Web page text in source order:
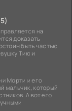
на
доказать
быть частью
Тию и
Морти и его
мальчик, который
А вот его